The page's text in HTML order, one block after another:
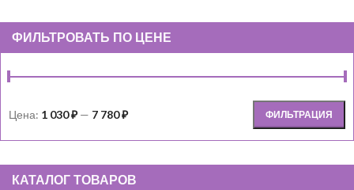
ФИЛЬТРОВАТЬ ПО ЦЕНЕ
ФИЛЬТРАЦИЯ
Цена: 1 030 ₽— 7 780 ₽
КАТАЛОГ ТОВАРОВ